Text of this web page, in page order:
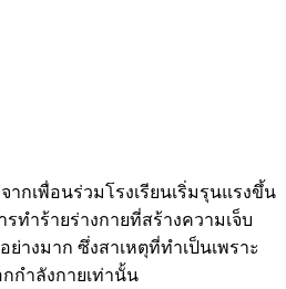
ากเพื่อนร่วมโรงเรียนเริ่มรุนแรงขึ้น
ทำร้ายร่างกายที่สร้างความเจ็บ
างมาก ซึ่งสาเหตุที่ทำเป็นเพราะ
กำลังกายเท่านั้น